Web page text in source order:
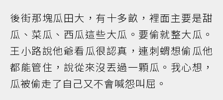
後街那塊瓜田大，有十多畝，裡面主要是甜
瓜、菜瓜、西瓜這些大瓜。要偷就整大瓜。
王小路說他爺看瓜很認真，連刺蝟想偷瓜他
都能管住，說從來沒丟過一顆瓜。我心想，
瓜被偷走了自己又不會喊怨叫屈。